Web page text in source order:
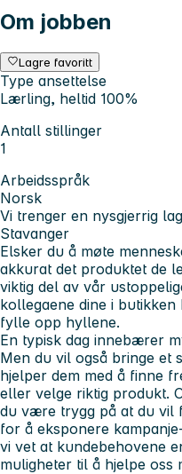
Om jobben
Lagre favoritt
Type ansettelse
Lærling, heltid 100%
Antall stillinger
1
Arbeidsspråk
Norsk
Vi trenger en nysgjerrig
Stavanger
Elsker du å møte
akkurat det produktet de
viktig del av vår
kollegaene dine i
fylle opp hyllene.
En typisk dag innebærer
Men du vil også bringe et
hjelper dem med å finne
eller velge riktig produkt.
du være trygg på at du vil
for å eksponere
vi vet at kundebehovene
muligheter til å hjelpe oss